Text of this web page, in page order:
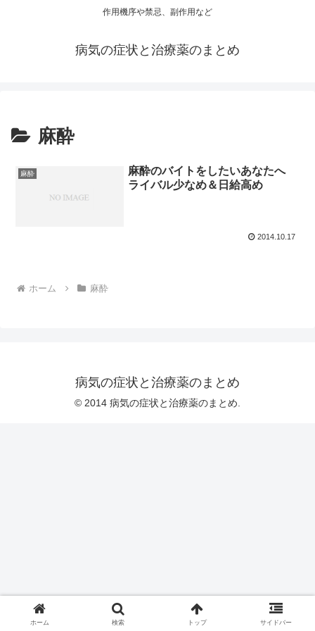
作用機序や禁忌、副作用など
病気の症状と治療薬のまとめ
麻酔
麻酔
麻酔のバイトをしたいあなたへ
ライバル少なめ＆日給高め
2014.10.17
ホーム 麻酔
病気の症状と治療薬のまとめ
© 2014 病気の症状と治療薬のまとめ.
ホーム 検索 トップ サイドバー